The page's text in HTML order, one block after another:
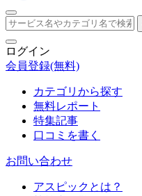
ログイン
会員登録(無料)
カテゴリから探す
無料レポート
特集記事
口コミを書く
お問い合わせ
アスピックとは？